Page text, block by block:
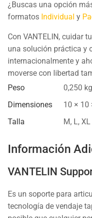
¿Buscas una opción
formatos Individual y
Con VANTELIN, cuidar
una solución práctica y
internacionalmente y
moverse con libertad
Peso
0,250 kg
Dimensiones
10 × 10
Talla
M, L, XL
Información
VANTELIN
Es un soporte para
tecnología de vendaje